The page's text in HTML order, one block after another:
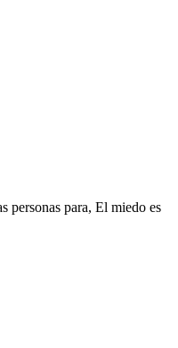
personas para, El miedo es